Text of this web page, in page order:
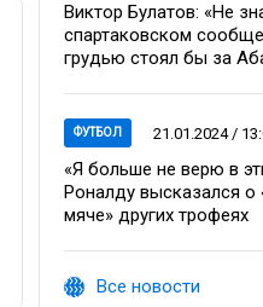
Виктор Булатов: «Не
спартаковском
грудью стоял бы за
ФУТБОЛ 21.01.2024 /
«Я больше не верю в
Роналду высказался о
мяче» других трофеях
Все новости